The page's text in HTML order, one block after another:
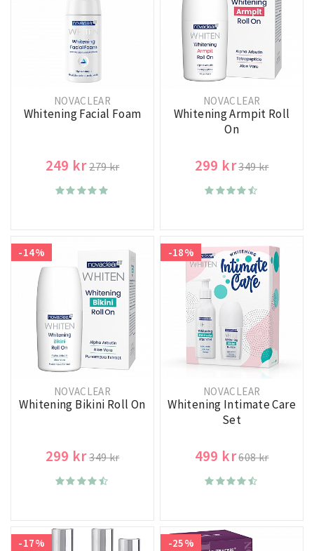
NOVACLEAR
Whitening Facial Foam
249 kr279 kr
NOVACLEAR
Whitening Armpit Roll
On
299 kr349 kr
-14%
NOVACLEAR
Whitening Bikini Roll On
299 kr349 kr
-18%
NOVACLEAR
Whitening Intimate Care
Set
499 kr608 kr
-17% -25%